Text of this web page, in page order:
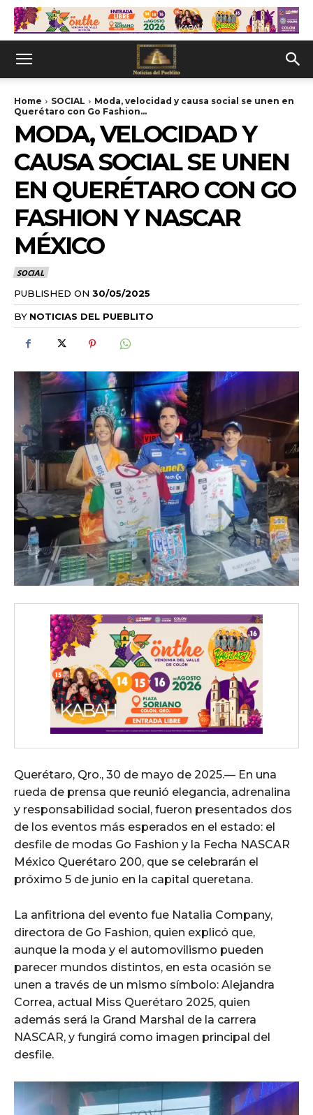
Home SOCIAL
Moda, velocidad y causa social se unen en
Querétaro con Go Fashion...
MODA, VELOCIDAD Y
CAUSA SOCIAL SE UNEN
EN QUERÉTARO CON GO
FASHION Y NASCAR
MÉXICO
SOCIAL
PUBLISHED ON 30/05/2025
BY NOTICIAS DEL PUEBLITO
Querétaro, Qro., 30 de mayo de 2025.— En una
rueda de prensa que reunió elegancia, adrenalina
y responsabilidad social, fueron presentados dos
de los eventos más esperados en el estado: el
desfile de modas Go Fashion y la Fecha NASCAR
México Querétaro 200, que se celebrarán el
próximo 5 de junio en la capital queretana.
La anfitriona del evento fue Natalia Company,
directora de Go Fashion, quien explicó que,
aunque la moda y el automovilismo pueden
parecer mundos distintos, en esta ocasión se
unen a través de un mismo símbolo: Alejandra
Correa, actual Miss Querétaro 2025, quien
además será la Grand Marshal de la carrera
NASCAR, y fungirá como imagen principal del
desfile.